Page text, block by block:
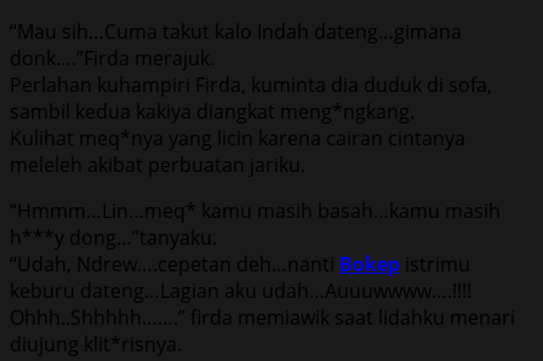
“Mau sih…Cuma takut kalo Indah dateng…gimana
donk….”Firda merajuk.
Perlahan kuhampiri Firda, kuminta dia duduk di sofa,
sambil kedua kakiya diangkat meng*ngkang.
Kulihat meq*nya yang licin karena cairan cintanya
meleleh akibat perbuatan jariku.
“Hmmm…Lin…meq* kamu masih basah…kamu masih
h***y dong…”tanyaku.
“Udah, Ndrew….cepetan deh…nanti Bokep istrimu
keburu dateng…Lagian aku udah…Auuuwwww….!!!!
Ohhh..Shhhhh…….” firda memiawik saat lidahku menari
diujung klit*risnya.